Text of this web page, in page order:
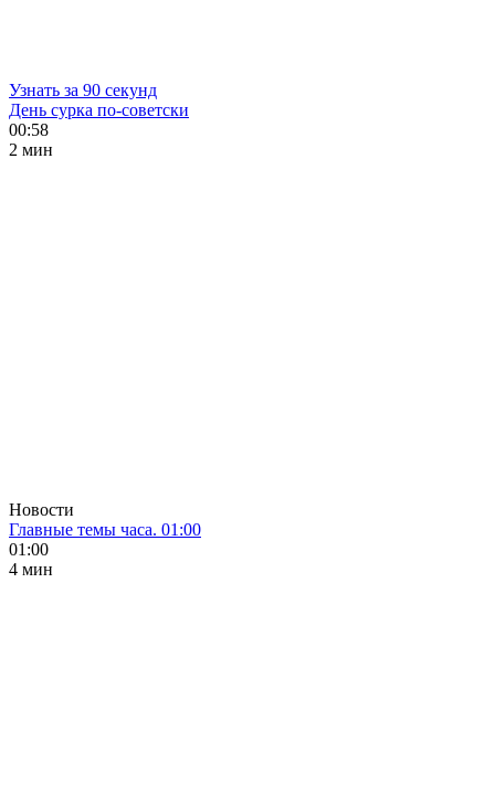
Узнать за 90 секунд
День сурка по-советски
00:58
2 мин
Новости
Главные темы часа. 01:00
01:00
4 мин